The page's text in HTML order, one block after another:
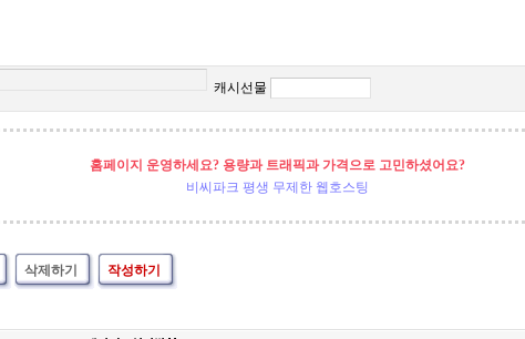
캐시선물
홈페이지 운영하세요? 용량과 트래픽과 가격으로 고민하셨어요?
비씨파크 평생 무제한 웹호스팅
삭제하기 작성하기